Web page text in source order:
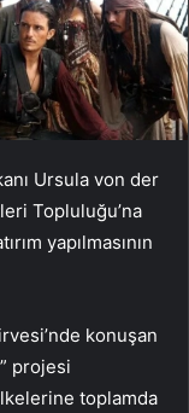
Ursula von der
Topluluğu’na
yapılmasının
konuşan
projesi
toplamda